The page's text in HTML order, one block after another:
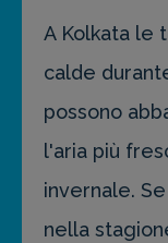
A Kolkata le
calde
possono
l'aria più
invernale.
nella